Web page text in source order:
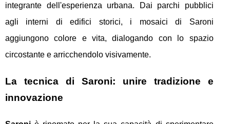
integrante dell'esperienza urbana. Dai parchi pubblici
agli interni di edifici storici, i mosaici di Saroni
aggiungono colore e vita, dialogando con lo spazio
circostante e arricchendolo visivamente.
La tecnica di Saroni: unire tradizione e
innovazione